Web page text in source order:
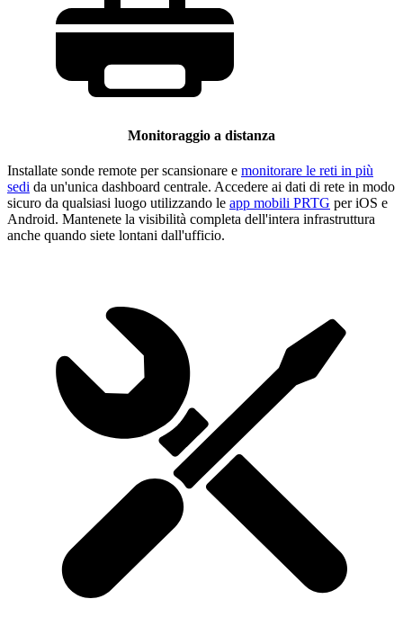
Monitoraggio a distanza
Installate sonde remote per scansionare e monitorare le reti in più
sedi da un'unica dashboard centrale. Accedere ai dati di rete in modo
sicuro da qualsiasi luogo utilizzando le app mobili PRTG per iOS e
Android. Mantenete la visibilità completa dell'intera infrastruttura
anche quando siete lontani dall'ufficio.